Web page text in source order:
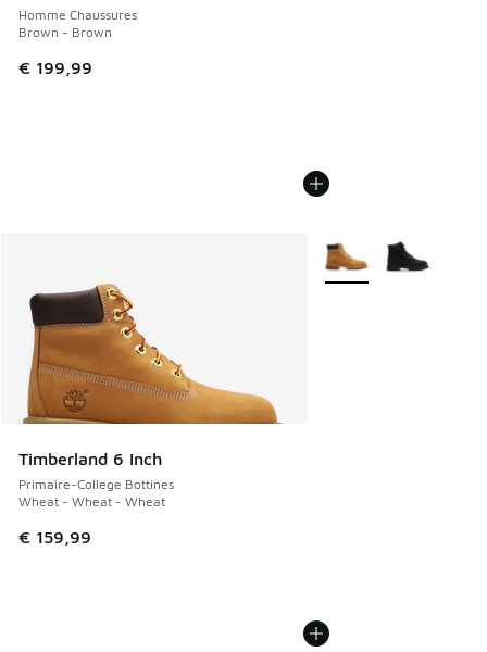
Homme Chaussures
Brown - Brown
€ 199,99
Timberland 6 Inch
Primaire-College Bottines
Wheat - Wheat - Wheat
€ 159,99
Plus de couleurs